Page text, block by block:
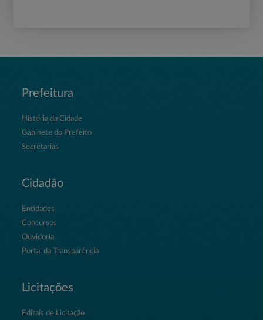
Prefeitura
História da Cidade
Gabinete do Prefeito
Secretarias
Cidadão
Entidades
Concursos
Ouvidoria
Portal da Transparência
Licitações
Editais de Licitação